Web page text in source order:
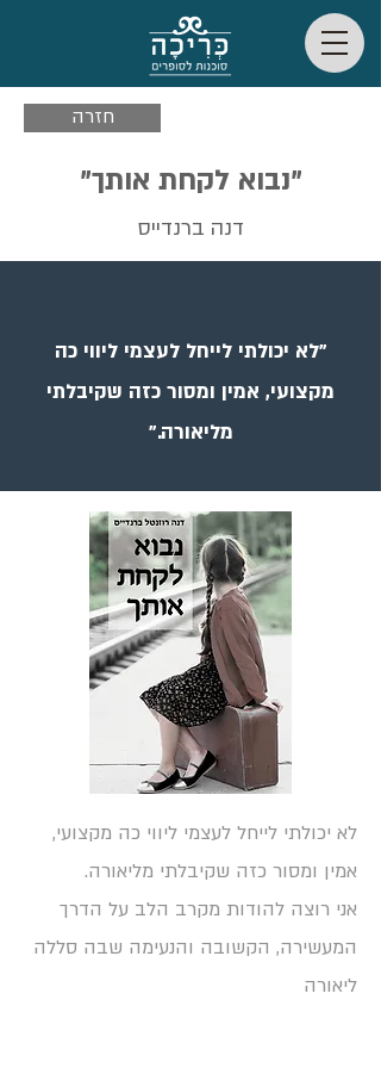
חזרה
"נבוא לקחת אותך"
דנה ברנדייס
"לא יכולתי לייחל לעצמי ליווי כה
מקצועי, אמין ומסור כזה שקיבלתי
מליאורה."
לא יכולתי לייחל לעצמי ליווי כה מקצועי,
אמין ומסור כזה שקיבלתי מליאורה.
אני רוצה להודות מקרב הלב על הדרך
המעשירה, הקשובה והנעימה שבה סללה
ליאורה